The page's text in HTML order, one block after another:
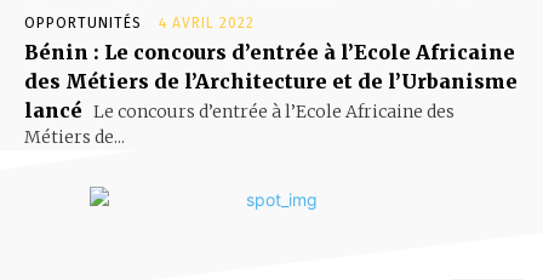
OPPORTUNITÉS 4 AVRIL 2022
Bénin : Le concours d’entrée à l’Ecole Africaine
des Métiers de l’Architecture et de l’Urbanisme
lancé Le concours d’entrée à l’Ecole Africaine des
Métiers de...